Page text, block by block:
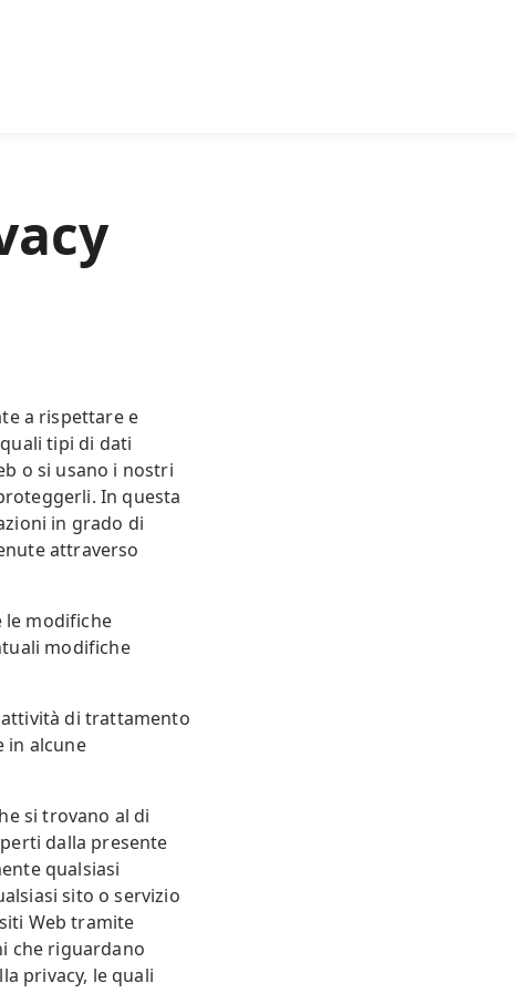
a rispettare e
tipi di dati
o si usano i nostri
In questa
in grado di
attraverso
le modifiche
modifiche
attività di trattamento
in alcune
si trovano al di
dalla presente
qualsiasi
sito o servizio
Web tramite
che riguardano
privacy, le quali